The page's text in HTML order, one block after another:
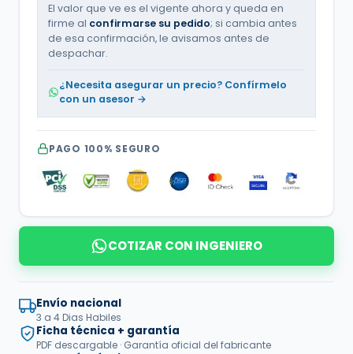
El valor que ve es el vigente ahora y queda en
firme al confirmarse su pedido; si cambia antes
de esa confirmación, le avisamos antes de
despachar.
¿Necesita asegurar un precio? Confírmelo
con un asesor →
PAGO 100% SEGURO
COTIZAR CON INGENIERO
Envío nacional
3 a 4 Dias Habiles
Ficha técnica + garantía
PDF descargable · Garantía oficial del fabricante